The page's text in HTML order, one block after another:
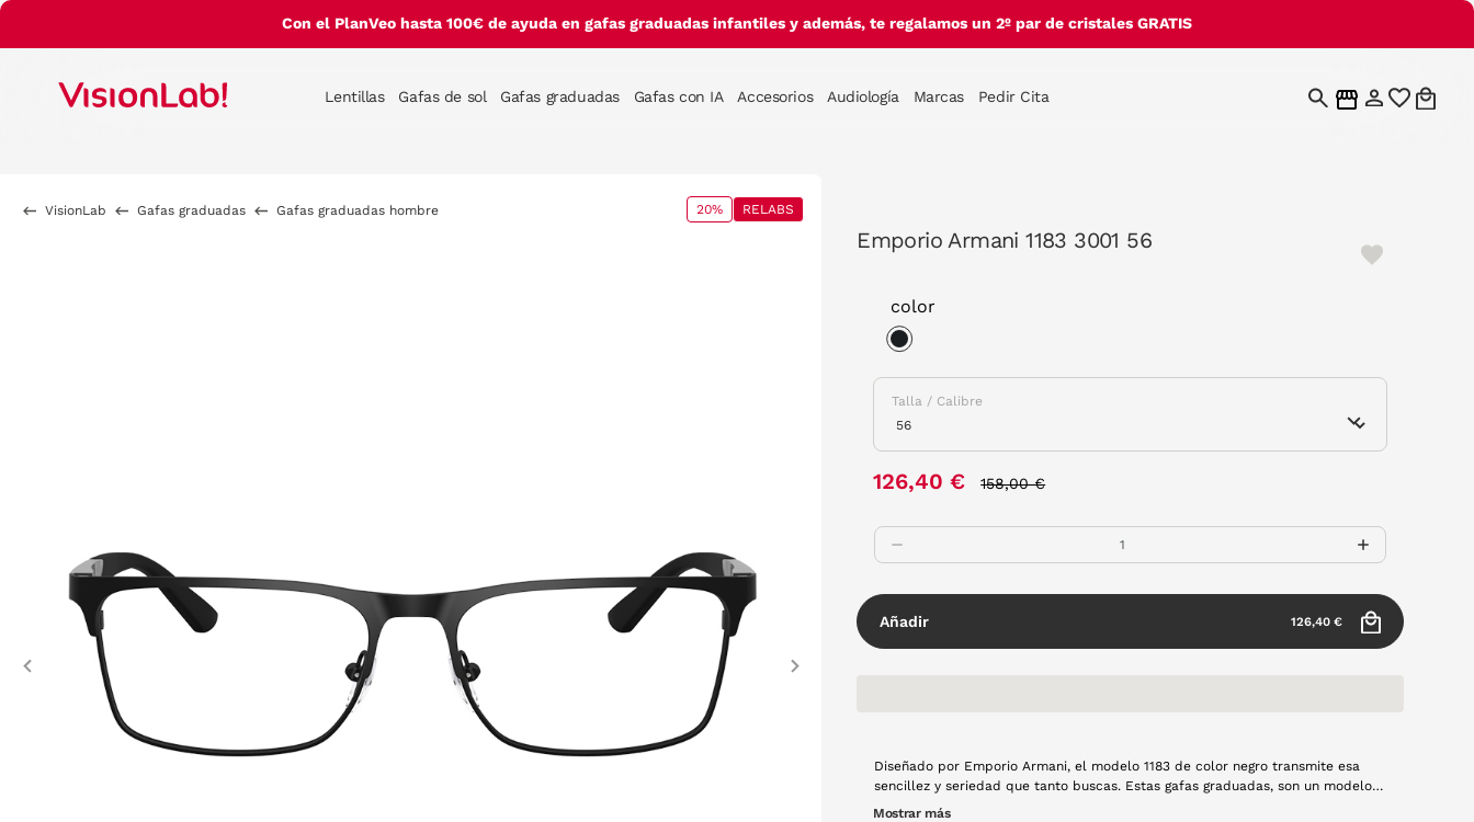
Con el PlanVeo hasta 100€ de ayuda en gafas graduadas infantiles y además, te regalamos un 2º par de cristales GRATIS
Lentillas Gafas de sol Gafas graduadas Gafas con IA Accesorios Audiología Marcas Pedir Cita
VisionLab Gafas graduadas Gafas graduadas hombre 20% RELABS
Previous
Emporio Armani 1183 3001 56
color
Talla / Calibre
126,40 € 158,00 €
Añadir 126,40 €
Diseñado por Emporio Armani, el modelo 1183 de color negro transmite esa
sencillez y seriedad que tanto buscas. Estas gafas graduadas, son un modelo
ideal para aquellas personas que buscan discreción con presencia, fabricadas
Mostrar más